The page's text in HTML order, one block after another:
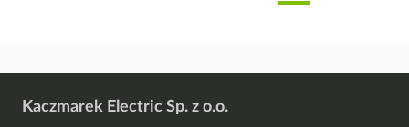
Kaczmarek Electric Sp. z o.o.